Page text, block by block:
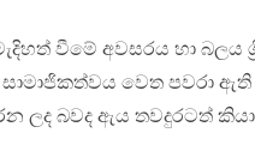
වීමේ අවසරය හා බලය
වෙත පවරා ඇති
ලද බවද ඇය තවදුරටත්